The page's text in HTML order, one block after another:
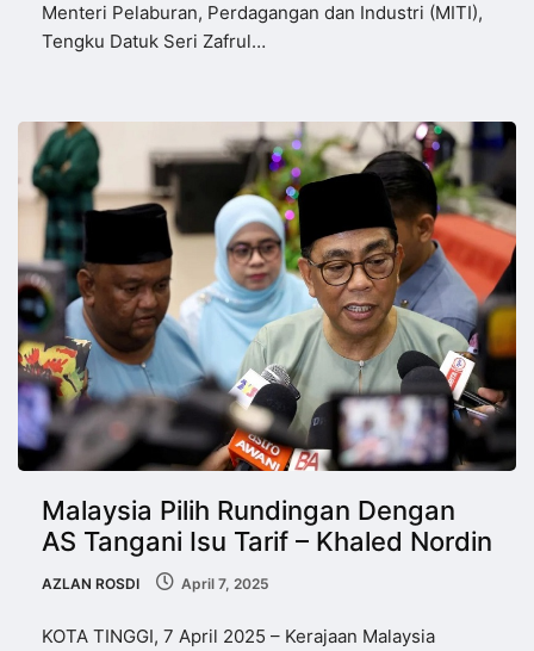
Menteri Pelaburan, Perdagangan dan Industri (MITI),
Tengku Datuk Seri Zafrul…
Malaysia Pilih Rundingan Dengan
AS Tangani Isu Tarif – Khaled Nordin
AZLAN ROSDI April 7, 2025
KOTA TINGGI, 7 April 2025 – Kerajaan Malaysia